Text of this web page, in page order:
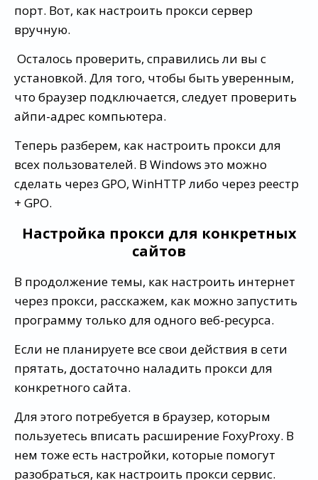
порт. Вот, как настроить прокси сервер
вручную.
Осталось проверить, справились ли вы с
установкой. Для того, чтобы быть уверенным,
что браузер подключается, следует проверить
айпи-адрес компьютера.
Теперь разберем, как настроить прокси для
всех пользователей. В Windows это можно
сделать через GPO, WinHTTP либо через реестр
+ GPO.
Настройка прокси для конкретных
сайтов
В продолжение темы, как настроить интернет
через прокси, расскажем, как можно запустить
программу только для одного веб-ресурса.
Если не планируете все свои действия в сети
прятать, достаточно наладить прокси для
конкретного сайта.
Для этого потребуется в браузер, которым
пользуетесь вписать расширение FoxyProxy. В
нем тоже есть настройки, которые помогут
разобраться, как настроить прокси сервис.